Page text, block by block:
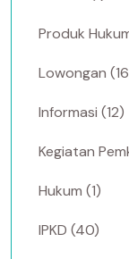
Produk
Lowongan
Informasi (12)
Kegiatan
Hukum (1)
IPKD (40)